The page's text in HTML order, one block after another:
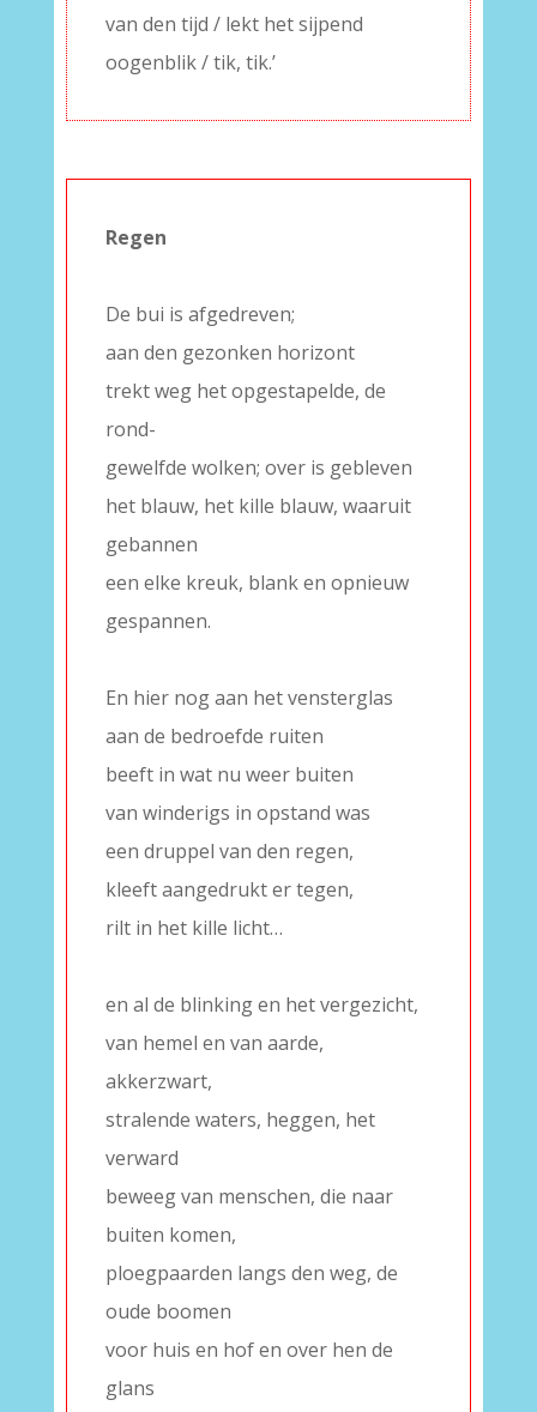
van den tijd / lekt het sijpend
oogenblik / tik, tik.’
Regen
De bui is afgedreven;
aan den gezonken horizont
trekt weg het opgestapelde, de
rond-
gewelfde wolken; over is gebleven
het blauw, het kille blauw, waaruit
gebannen
een elke kreuk, blank en opnieuw
gespannen.
En hier nog aan het vensterglas
aan de bedroefde ruiten
beeft in wat nu weer buiten
van winderigs in opstand was
een druppel van den regen,
kleeft aangedrukt er tegen,
rilt in het kille licht…
en al de blinking en het vergezicht,
van hemel en van aarde,
akkerzwart,
stralende waters, heggen, het
verward
beweeg van menschen, die naar
buiten komen,
ploegpaarden langs den weg, de
oude boomen
voor huis en hof en over hen de
glans